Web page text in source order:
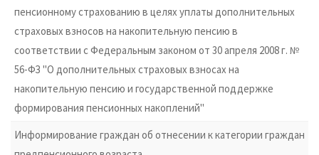
пенсионному страхованию в целях уплаты дополнительных
страховых взносов на накопительную пенсию в
соответствии с Федеральным законом от 30 апреля 2008 г. №
56-ФЗ "О дополнительных страховых взносах на
накопительную пенсию и государственной поддержке
формирования пенсионных накоплений"
Информирование граждан об отнесении к категории граждан